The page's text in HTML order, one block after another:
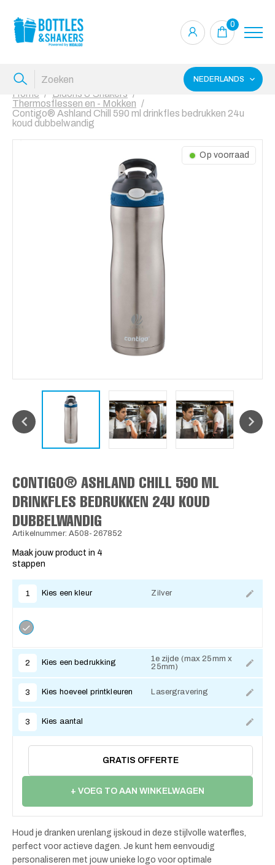
0
NEDERLANDS
Home
Bidons & Shakers
Thermosflessen en - Mokken
Contigo® Ashland Chill 590 ml drinkfles bedrukken 24u
koud dubbelwandig
Op voorraad
CONTIGO® ASHLAND CHILL 590 ML
DRINKFLES BEDRUKKEN 24U KOUD
DUBBELWANDIG
Artikelnummer: A508-267852
Maak jouw product in 4
stappen
1 Kies een kleur Zilver
2 Kies een bedrukking
1e zijde (max 25mm x
25mm)
3 Kies hoeveel printkleuren Lasergravering
3 Kies aantal
GRATIS OFFERTE
+ VOEG TO AAN WINKELWAGEN
Houd je dranken urenlang ijskoud in deze stijlvolle waterfles,
perfect voor actieve dagen. Je kunt hem eenvoudig
personaliseren met jouw unieke logo voor optimale